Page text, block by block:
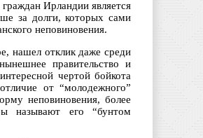
Ирландии является
за долги, которых сами
неповиновения.
нашел отклик даже среди
правительство и
чертой бойкота
от “молодежного”
неповиновения, более
называют его “бунтом